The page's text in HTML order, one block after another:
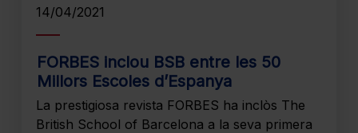
14/04/2021
FORBES inclou BSB entre les 50
Millors Escoles d’Espanya
La prestigiosa revista FORBES ha inclòs The
British School of Barcelona a la seva primera